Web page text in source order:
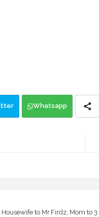
Whatsapp
Housewife to Mr.Firdz, Mom to